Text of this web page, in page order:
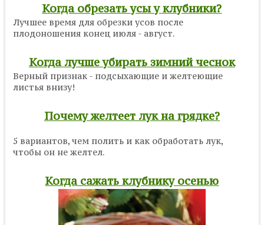
Когда обрезать усы у клубники?
Лучшее время для обрезки усов после
плодоношения конец июля - август.
Когда лучше убирать зимний чеснок
Верный признак - подсыхающие и желтеющие
листья внизу!
Почему желтеет лук на грядке?
5 вариантов, чем полить и как обработать лук,
чтобы он не желтел.
Когда сажать клубнику осенью